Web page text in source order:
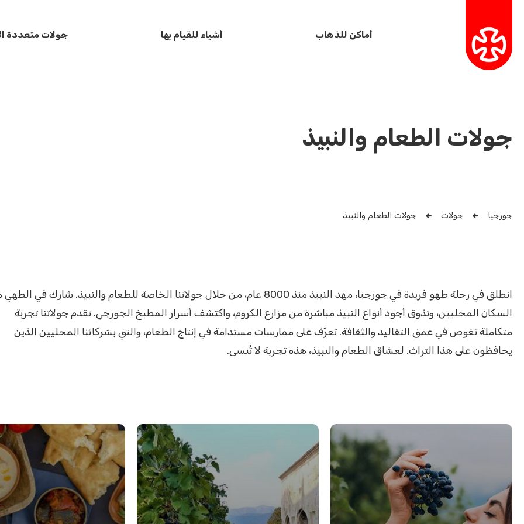
أماكن للذهاب أشياء للقيام بها جولات متعددة
جولات الطعام والنبيذ
جورجيا جولات جولات الطعام والنبيذ
انطلق في رحلة طهو فريدة في جورجيا، مهد النبيذ منذ 8000 عام، من خلال جولاتنا الخاصة للطعام والنبيذ. شارك في
السكان المحليين، وتذوق أجود أنواع النبيذ مباشرة من مزارع الكروم، واكتشف أسرار المطبخ الجورجي. تقدم جولاتنا تجربة
متكاملة تغوص في عمق التقاليد والثقافة. تعرّف على ممارسات مستدامة في إنتاج الطعام، والتقِ بشركائنا المحليين الذين
يحافظون على هذا التراث. لعشاق الطعام والنبيذ، هذه تجربة لا تُنسى.